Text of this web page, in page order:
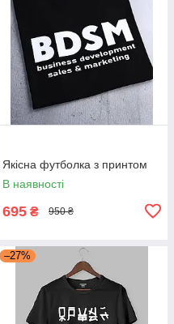
Якісна футболка з принтом
В наявності
695 ₴ 950 ₴
–27%